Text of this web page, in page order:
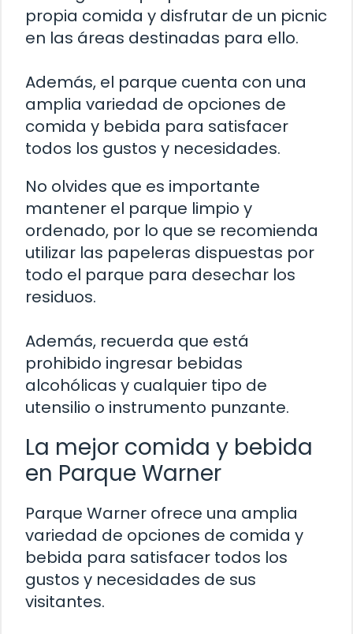
propia comida y disfrutar de un picnic
en las áreas destinadas para ello.
Además, el parque cuenta con una
amplia variedad de opciones de
comida y bebida para satisfacer
todos los gustos y necesidades.
No olvides que es importante
mantener el parque limpio y
ordenado, por lo que se recomienda
utilizar las papeleras dispuestas por
todo el parque para desechar los
residuos.
Además, recuerda que está
prohibido ingresar bebidas
alcohólicas y cualquier tipo de
utensilio o instrumento punzante.
La mejor comida y bebida
en Parque Warner
Parque Warner ofrece una amplia
variedad de opciones de comida y
bebida para satisfacer todos los
gustos y necesidades de sus
visitantes.